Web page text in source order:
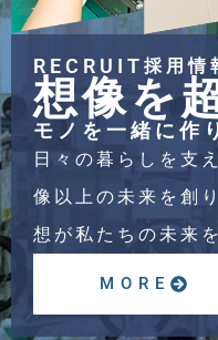
RECRUIT 採用情
想像を
モノを一緒に作
日々の暮らしを支
像以上の未来を創
想が私たちの未来
MORE